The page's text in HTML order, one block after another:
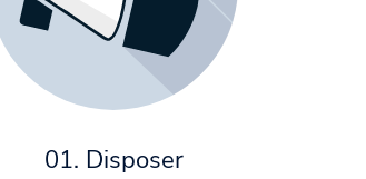
01. Disposer